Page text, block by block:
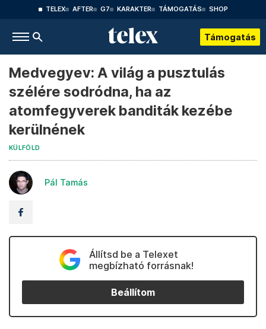
TELEX AFTER G7 KARAKTER TÁMOGATÁS SHOP
Támogatás
Medvegyev: A világ a pusztulás
szélére sodródna, ha az
atomfegyverek banditák kezébe
kerülnének
KÜLFÖLD
Pál Tamás
Állítsd be a Telexet
megbízható forrásnak!
Beállítom